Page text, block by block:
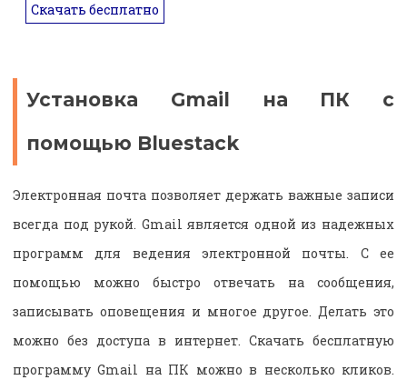
Скачать бесплатно
Установка Gmail на ПК с
помощью Bluestack
Электронная почта позволяет держать важные записи
всегда под рукой. Gmail является одной из надежных
программ для ведения электронной почты. С ее
помощью можно быстро отвечать на сообщения,
записывать оповещения и многое другое. Делать это
можно без доступа в интернет. Скачать бесплатную
программу Gmail на ПК можно в несколько кликов.